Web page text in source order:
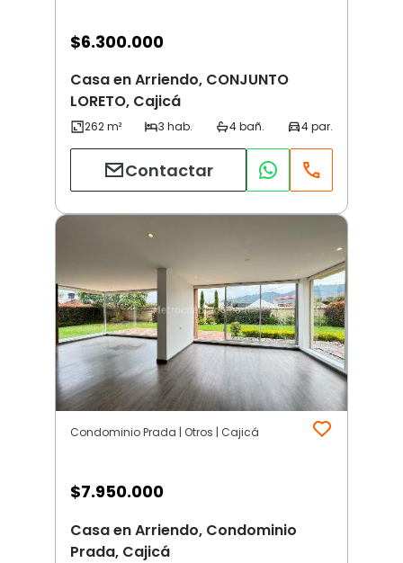
$6.300.000
Casa en Arriendo, CONJUNTO
LORETO, Cajicá
Contactar
Condominio Prada | Otros | Cajicá
$7.950.000
Casa en Arriendo, Condominio
Prada, Cajicá